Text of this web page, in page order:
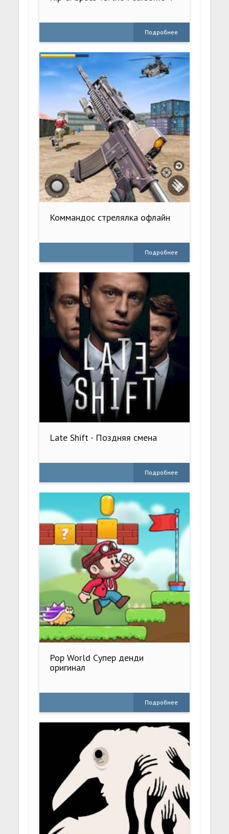
Подробнее
Коммандос стрелялка офлайн
Подробнее
Late Shift - Поздняя смена
Подробнее
Pop World Супер денди
оригинал
Подробнее